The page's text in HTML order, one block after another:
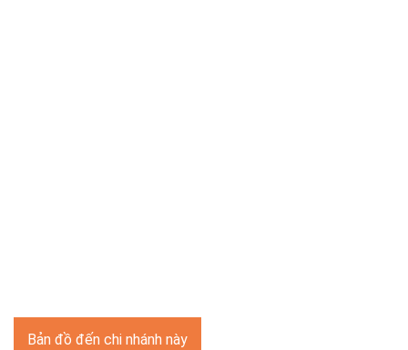
Bản đồ đến chi nhánh này